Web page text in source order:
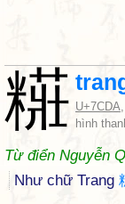
糚 U+7CDA
hình
Từ điển Nguyễn
Như chữ Trang